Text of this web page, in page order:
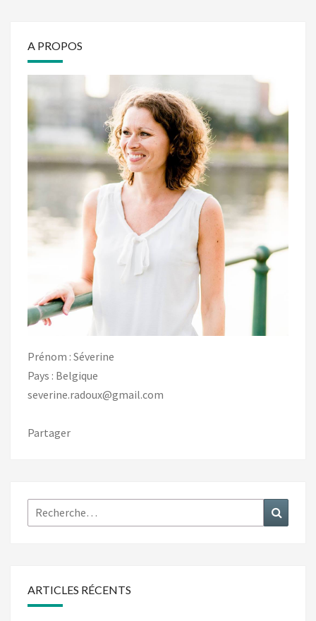
A PROPOS
Prénom : Séverine
Pays : Belgique
severine.radoux@gmail.com
Partager
Rechercher :
ARTICLES RÉCENTS